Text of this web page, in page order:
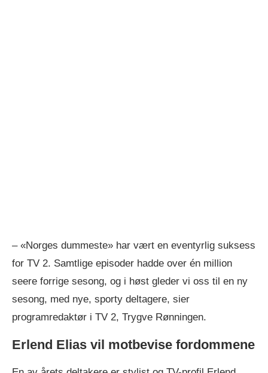
– «Norges dummeste» har vært en eventyrlig suksess
for TV 2. Samtlige episoder hadde over én million
seere forrige sesong, og i høst gleder vi oss til en ny
sesong, med nye, sporty deltagere, sier
programredaktør i TV 2, Trygve Rønningen.
Erlend Elias vil motbevise fordommene